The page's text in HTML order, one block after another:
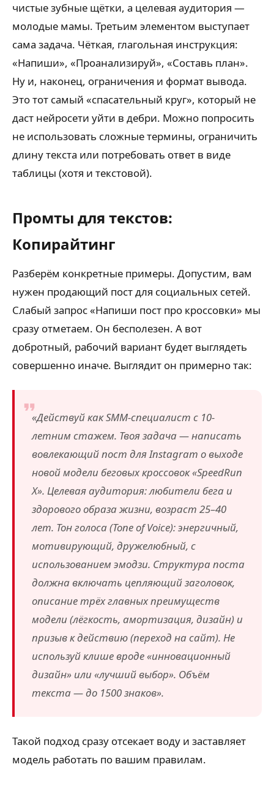
чистые зубные щётки, а целевая аудитория —
молодые мамы. Третьим элементом выступает
сама задача. Чёткая, глагольная инструкция:
«Напиши», «Проанализируй», «Составь план».
Ну и, наконец, ограничения и формат вывода.
Это тот самый «спасательный круг», который не
даст нейросети уйти в дебри. Можно попросить
не использовать сложные термины, ограничить
длину текста или потребовать ответ в виде
таблицы (хотя и текстовой).
Промты для текстов:
Копирайтинг
Разберём конкретные примеры. Допустим, вам
нужен продающий пост для социальных сетей.
Слабый запрос «Напиши пост про кроссовки» мы
сразу отметаем. Он бесполезен. А вот
добротный, рабочий вариант будет выглядеть
совершенно иначе. Выглядит он примерно так:
«Действуй как SMM-специалист с 10-
летним стажем. Твоя задача — написать
вовлекающий пост для Instagram о выходе
новой модели беговых кроссовок «SpeedRun
X». Целевая аудитория: любители бега и
здорового образа жизни, возраст 25–40
лет. Тон голоса (Tone of Voice): энергичный,
мотивирующий, дружелюбный, с
использованием эмодзи. Структура поста
должна включать цепляющий заголовок,
описание трёх главных преимуществ
модели (лёгкость, амортизация, дизайн) и
призыв к действию (переход на сайт). Не
используй клише вроде «инновационный
дизайн» или «лучший выбор». Объём
текста — до 1500 знаков».
Такой подход сразу отсекает воду и заставляет
модель работать по вашим правилам.